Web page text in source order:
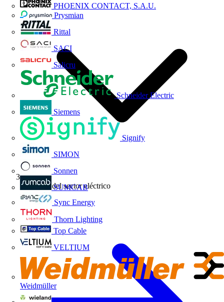
PHOENIX CONTACT, S.A.U.
Prysmian
Rittal
SACI
Salicru
Schneider Electric
Siemens
Signify
SIMON
Sonnen
SUMCAB
Sync Energy
Thorn Lighting
Top Cable
VELTIUM
Weidmüller
Noticias del sector eléctrico